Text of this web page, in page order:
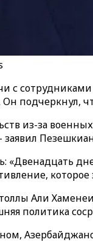
с
подчеркнул,
из-за
«Двенадцать
которое
Али
политика